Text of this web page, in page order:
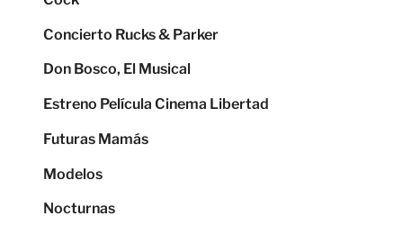
Concierto Rucks & Parker
Don Bosco, El Musical
Estreno Película Cinema Libertad
Futuras Mamás
Modelos
Nocturnas